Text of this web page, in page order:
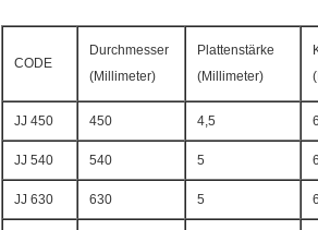
CODE
Durchmesser
(Millimeter)
Plattenstärke
(Millimeter)
JJ 450 450 4,5 6
JJ 540 540 5
JJ 630 630 5